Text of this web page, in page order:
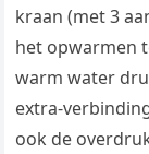
kraan (met 3
het opwarmen
warm water
extra-
ook de